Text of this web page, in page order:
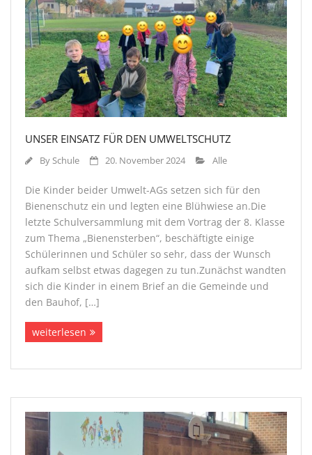
UNSER EINSATZ FÜR DEN UMWELTSCHUTZ
BySchule 20. November 2024 Alle
Die Kinder beider Umwelt-AGs setzen sich für den
Bienenschutz ein und legten eine Blühwiese an.Die
letzte Schulversammlung mit dem Vortrag der 8. Klasse
zum Thema „Bienensterben“, beschäftigte einige
Schülerinnen und Schüler so sehr, dass der Wunsch
aufkam selbst etwas dagegen zu tun.Zunächst wandten
sich die Kinder in einem Brief an die Gemeinde und
den Bauhof, […]
weiterlesen